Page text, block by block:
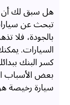
هل سبق لك أن
تبحث عن
بالجودة، فلا
السيارات.
كسر البنك
بعض الأسباب
سيارة رخيصة